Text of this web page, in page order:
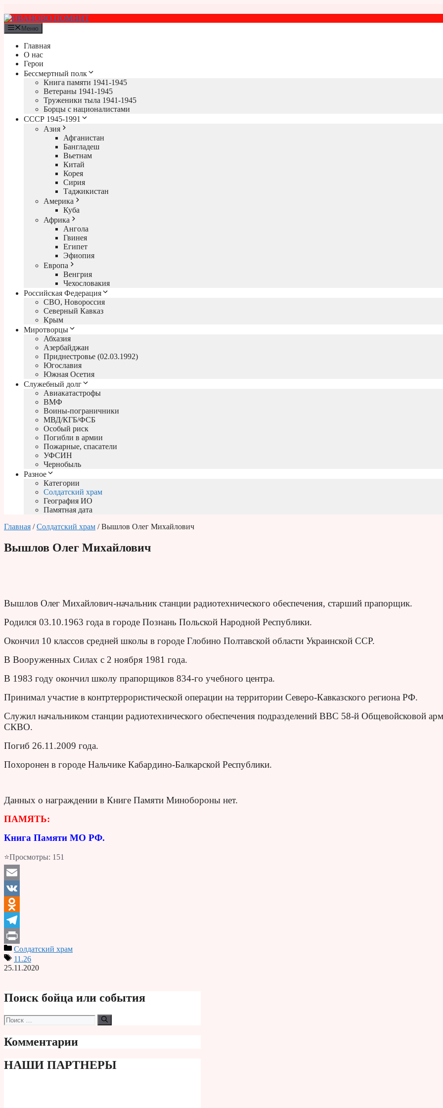
к
содержимому
Меню
Главная
О нас
Герои
Бессмертный полк
Книга памяти 1941-1945
Ветераны 1941-1945
Труженики тыла 1941-1945
Борцы с националистами
СССР 1945-1991
Азия
Афганистан
Бангладеш
Вьетнам
Китай
Корея
Сирия
Таджикистан
Америка
Куба
Африка
Ангола
Гвинея
Египет
Эфиопия
Европа
Венгрия
Чехословакия
Российская Федерация
СВО, Новороссия
Северный Кавказ
Крым
Миротворцы
Абхазия
Азербайджан
Приднестровье (02.03.1992)
Югославия
Южная Осетия
Служебный долг
Авиакатастрофы
ВМФ
Воины-пограничники
МВД/КГБ/ФСБ
Особый риск
Погибли в армии
Пожарные, спасатели
УФСИН
Чернобыль
Разное
Категории
Солдатский храм
География ИО
Памятная дата
Главная /Солдатский храм / Вышлов Олег Михайлович
Вышлов Олег Михайлович
Вышлов Олег Михайлович-начальник станции радиотехнического обеспечения, старший прапорщик.
Родился 03.10.1963 года в городе Познань Польской Народной Республики.
Окончил 10 классов средней школы в городе Глобино Полтавской области Украинской ССР.
В Вооруженных Силах с 2 ноября 1981 года.
В 1983 году окончил школу прапорщиков 834-го учебного центра.
Принимал участие в контртеррористической операции на территории Северо-Кавказского региона РФ.
Служил начальником станции радиотехнического обеспечения подразделений ВВС 58-й Общевойсковой
СКВО.
Погиб 26.11.2009 года.
Похоронен в городе Нальчике Кабардино-Балкарской Республики.
Данных о награждении в Книге Памяти Минобороны нет.
ПАМЯТЬ:
Книга Памяти МО РФ.
⭐Просмотры: 151
Email
VK
Odnoklassniki
Telegram
PrintСолдатский храм
11.26
25.11.2020
Поиск бойца или события
Поиск:
Комментарии
НАШИ ПАРТНЕРЫ